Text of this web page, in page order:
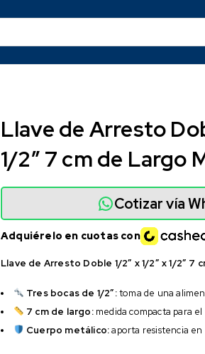
Llave de Arresto
1/2″ 7 cm de Largo
Llave de Arresto Doble 1/2″ x 1/2″ x 1/2″ 7
Tres bocas de 1/2″:toma de una
7 cm de largo:medida compacta para
Cuerpo metálico:aporta resistencia en
Cotizar vía
Adquiérelo en cuotas con